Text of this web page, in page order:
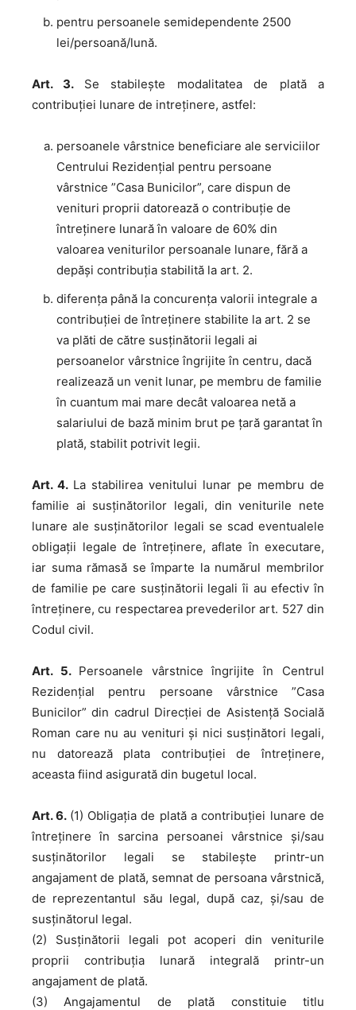
pentru persoanele semidependente 2500
lei/persoană/lună.
Art. 3. Se stabilește modalitatea de plată a
contribuției lunare de intreținere, astfel:
persoanele vârstnice beneficiare ale serviciilor
Centrului Rezidenţial pentru persoane
vârstnice ”Casa Bunicilor”, care dispun de
venituri proprii datorează o contribuție de
întreținere lunară în valoare de 60% din
valoarea veniturilor persoanale lunare, fără a
depăși contribuția stabilită la art. 2.
diferența până la concurența valorii integrale a
contribuției de întreținere stabilite la art. 2 se
va plăti de către susținătorii legali ai
persoanelor vârstnice îngrijite în centru, dacă
realizează un venit lunar, pe membru de familie
în cuantum mai mare decât valoarea netă a
salariului de bază minim brut pe țară garantat în
plată, stabilit potrivit legii.
Art. 4. La stabilirea venitului lunar pe membru de
familie ai susținătorilor legali, din veniturile nete
lunare ale susținătorilor legali se scad eventualele
obligații legale de întreținere, aflate în executare,
iar suma rămasă se împarte la numărul membrilor
de familie pe care susținătorii legali îi au efectiv în
întreținere, cu respectarea prevederilor art. 527 din
Codul civil.
Art. 5. Persoanele vârstnice îngrijite în Centrul
Rezidențial pentru persoane vârstnice ”Casa
Bunicilor” din cadrul Direcției de Asistență Socială
Roman care nu au venituri și nici susținători legali,
nu datorează plata contribuției de întreținere,
aceasta fiind asigurată din bugetul local.
Art. 6. (1) Obligația de plată a contribuției lunare de
întreținere în sarcina persoanei vârstnice și/sau
susținătorilor legali se stabilește printr-un
angajament de plată, semnat de persoana vârstnică,
de reprezentantul său legal, după caz, și/sau de
susținătorul legal.
(2) Susținătorii legali pot acoperi din veniturile
proprii contribuția lunară integrală printr-un
angajament de plată.
(3) Angajamentul de plată constituie titlu